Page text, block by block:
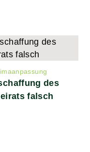
des
falsch